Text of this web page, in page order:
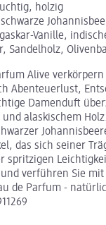
holzig
Vanille,
Sandelholz,
Alive
Abenteuerlust,
Damenduft
und alaskischem
das sich seiner
spritzigen
verführen Sie mit
de Parfum -